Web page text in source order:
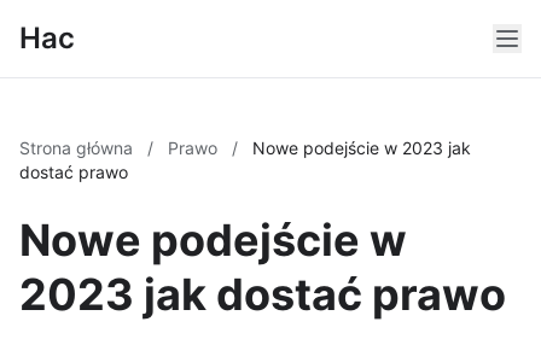
Hac
Strona główna / Prawo /
Nowe podejście w 2023 jak
dostać prawo
Nowe podejście w
2023 jak dostać prawo